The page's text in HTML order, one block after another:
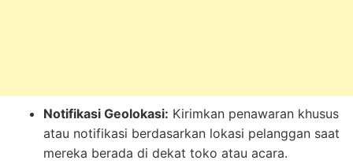
Notifikasi Geolokasi: Kirimkan penawaran khusus
atau notifikasi berdasarkan lokasi pelanggan saat
mereka berada di dekat toko atau acara.